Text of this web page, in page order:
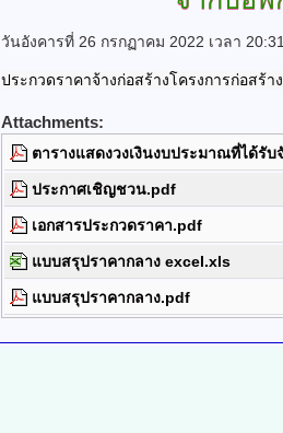
วันอังคารที่ 26 กรกฏาคม 2022 เวลา
ประกวดราคาจ้างก่อสร้างโครงการก่อสร้
Attachments:
ตารางแสดงวงเงินงบประมาณที่ได้รั
ประกาศเชิญชวน.pdf
เอกสารประกวดราคา.pdf
แบบสรุปราคากลาง excel.xls
แบบสรุปราคากลาง.pdf